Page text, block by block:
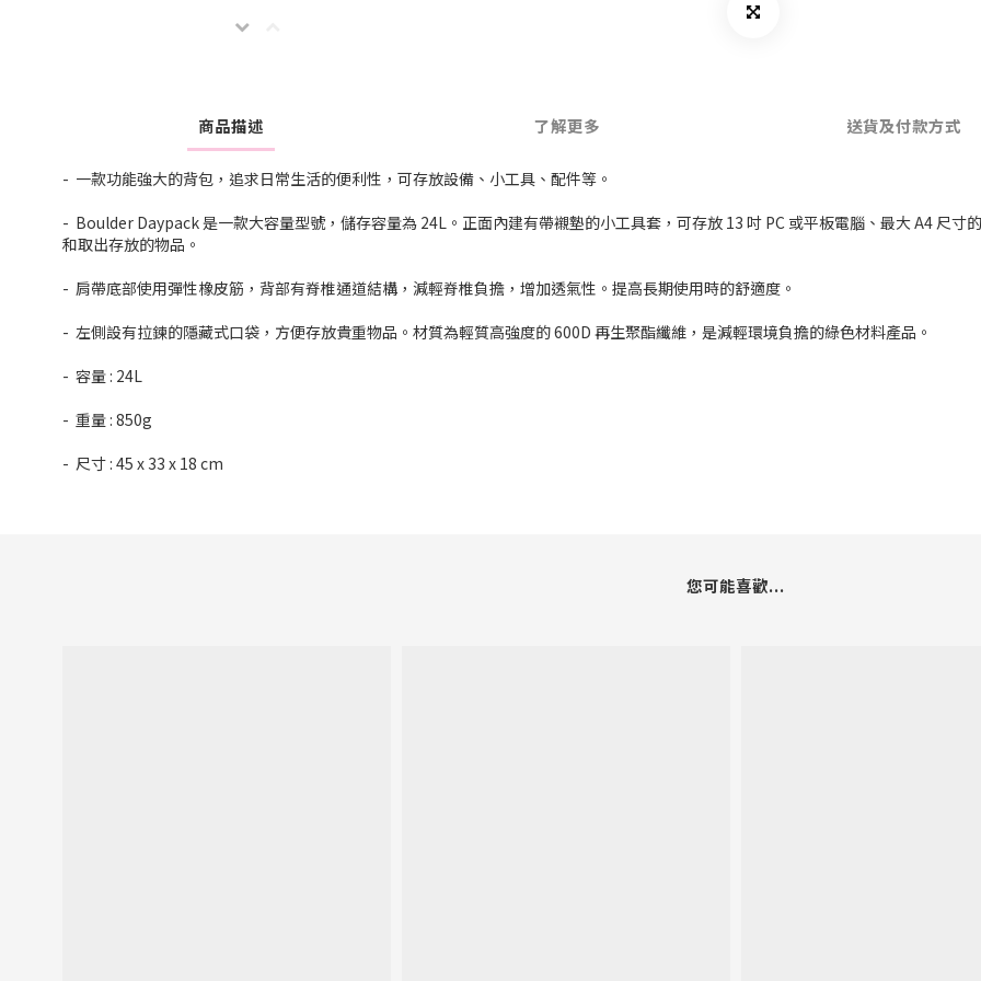
商品描述 了解更多 送貨及付款方式
- 一款功能強大的背包，追求日常生活的便利性，可存放設備、小工具、配件等。
- Boulder Daypack 是一款大容量型號，儲存容量為 24L。正面內建有帶襯墊的小工具套，可存放 13 吋 PC 或平板電腦、最大 A4 尺寸
和取出存放的物品。
- 肩帶底部使用彈性橡皮筋，背部有脊椎通道結構，減輕脊椎負擔，增加透氣性。提高長期使用時的舒適度。
- 左側設有拉鍊的隱藏式口袋，方便存放貴重物品。材質為輕質高強度的 600D 再生聚酯纖維，是減輕環境負擔的綠色材料產品。
- 容量 : 24L
- 重量 : 850g
- 尺寸 : 45 x 33 x 18 cm
您可能喜歡...